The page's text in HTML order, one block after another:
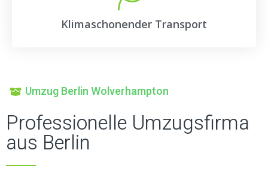
Klimaschonender Transport
Umzug Berlin Wolverhampton
Professionelle Umzugsfirma
aus Berlin